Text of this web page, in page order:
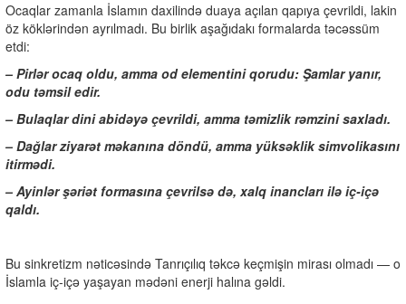
Ocaqlar zamanla İslamın daxilində duaya açılan qapıya çevrildi, lakin
öz köklərindən ayrılmadı. Bu birlik aşağıdakı formalarda təcəssüm
etdi:
– Pirlər ocaq oldu, amma od elementini qorudu: Şamlar yanır,
odu təmsil edir.
– Bulaqlar dini abidəyə çevrildi, amma təmizlik rəmzini saxladı.
– Dağlar ziyarət məkanına döndü, amma yüksəklik simvolikasını
itirmədi.
– Ayinlər şəriət formasına çevrilsə də, xalq inancları ilə iç-içə
qaldı.
Bu sinkretizm nəticəsində Tanrıçılıq təkcə keçmişin mirası olmadı — o
İslamla iç-içə yaşayan mədəni enerji halına gəldi.